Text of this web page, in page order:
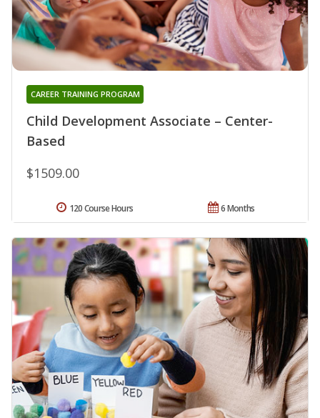
Child Development Associate – Center-
Based
CAREER TRAINING PROGRAM
$1509.00
6 Months
120 Course Hours